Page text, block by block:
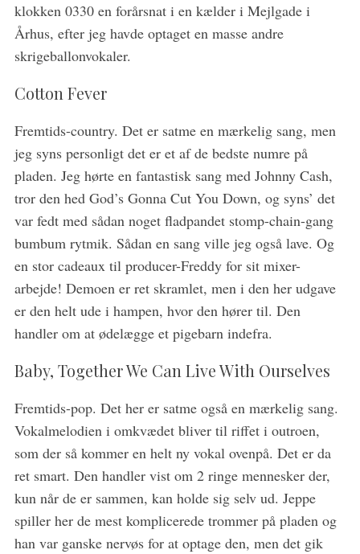
klokken 0330 en forårsnat i en kælder i Mejlgade i
Århus, efter jeg havde optaget en masse andre
skrigeballonvokaler.
Cotton Fever
Fremtids-country. Det er satme en mærkelig sang, men
jeg syns personligt det er et af de bedste numre på
pladen. Jeg hørte en fantastisk sang med Johnny Cash,
tror den hed God’s Gonna Cut You Down, og syns’ det
var fedt med sådan noget fladpandet stomp-chain-gang
bumbum rytmik. Sådan en sang ville jeg også lave. Og
en stor cadeaux til producer-Freddy for sit mixer-
arbejde! Demoen er ret skramlet, men i den her udgave
er den helt ude i hampen, hvor den hører til. Den
handler om at ødelægge et pigebarn indefra.
Baby, Together We Can Live With Ourselves
Fremtids-pop. Det her er satme også en mærkelig sang.
Vokalmelodien i omkvædet bliver til riffet i outroen,
som der så kommer en helt ny vokal ovenpå. Det er da
ret smart. Den handler vist om 2 ringe mennesker der,
kun når de er sammen, kan holde sig selv ud. Jeppe
spiller her de mest komplicerede trommer på pladen og
han var ganske nervøs for at optage den, men det gik